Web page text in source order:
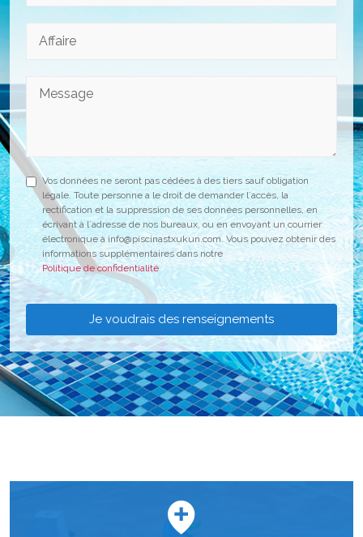
Vos données ne seront pas cédées à des tiers sauf obligation
légale. Toute personne a le droit de demander l´accès, la
rectification et la suppression de ses données personnelles, en
écrivant à l´adresse de nos bureaux, ou en envoyant un courrier
électronique à info@piscinastxukun.com. Vous pouvez obtenir des
informations supplémentaires dans notre
Politique de confidentialité
Je voudrais des renseignements